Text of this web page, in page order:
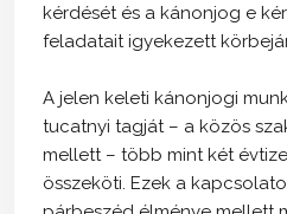
kérdését és a kánonjog e
feladatait igyekezett
A jelen keleti kánonjogi
tucatnyi tagját – a közös
mellett – több mint két
összeköti. Ezek a